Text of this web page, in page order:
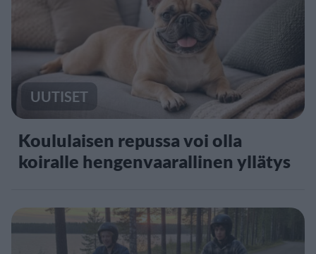
UUTISET
Koululaisen repussa voi olla
koiralle hengenvaarallinen yllätys